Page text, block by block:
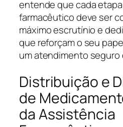
entende que cada
farmacêutico deve ser
máximo escrutínio e
que reforçam o seu
um atendimento seguro
Distribuição e
de
da Assistência